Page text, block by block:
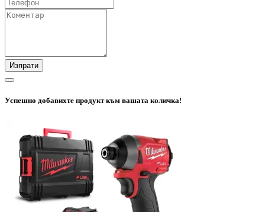
Изпрати
Успешно добавихте продукт към вашата количка!